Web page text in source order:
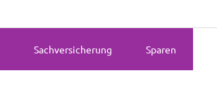
Sachversicherung Sparen